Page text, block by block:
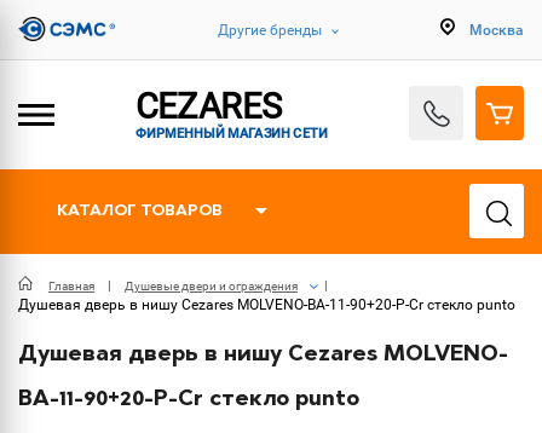
Другие бренды Москва
CEZARES
ФИРМЕННЫЙ МАГАЗИН СЕТИ
КАТАЛОГ ТОВАРОВ
Главная Душевые двери и ограждения
Душевая дверь в нишу Cezares MOLVENO-BA-11-90+20-P-Cr стекло punto
Душевая дверь в нишу Cezares MOLVENO-
BA-11-90+20-P-Cr стекло punto